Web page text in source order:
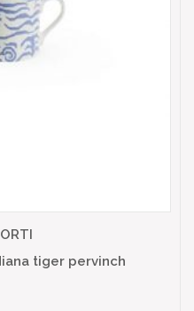
tiger pervinch